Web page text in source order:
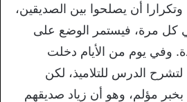
وتكرارا أن يصلحوا بين الصديقين،
كل مرة، فيستمر الوضع على
وفي يوم من الأيام دخلت
لتشرح الدرس للتلاميذ، لكن
بخبر مؤلم، وهو أن زياد صديقهم